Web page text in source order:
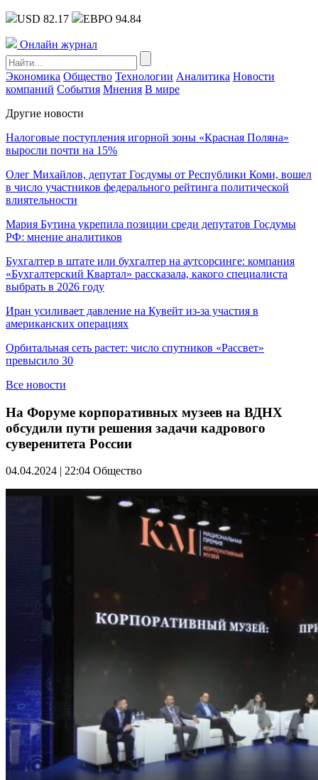
USD 82.17 ЕВРО 94.84
Онлайн журнал
Экономика Общество Технологии Аналитика Новости
компаний События Мнения В мире
Другие новости
Налоговые поступления игорной зоны «Красная Поляна»
выросли почти на 15%
Олег Михайлов, депутат Госдумы от Республики Коми, вошел
в число участников федерального рейтинга политической
влиятельности
Мария Бутина укрепила позиции среди депутатов Госдумы
РФ: мнение аналитиков
Бухгалтер в штате или бухгалтер на аутсорсинге: компания
«Бухгалтерский Квартал» рассказала, какого специалиста
выбрать в 2026 году
Иран усиливает давление на Кувейт из-за участия в
американских операциях
Орбитальная сеть растет: число спутников «Рассвет»
превысило 30
Все новости
На Форуме корпоративных музеев на ВДНХ
обсудили пути решения задачи кадрового
суверенитета России
04.04.2024 | 22:04 Общество